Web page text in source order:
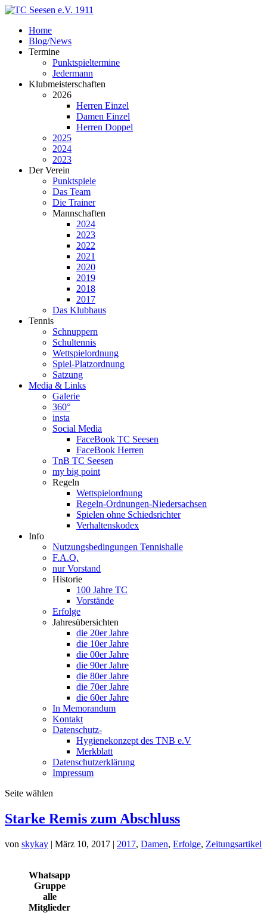
Home
Blog/News
Termine
Punktspieltermine
Jedermann
Klubmeisterschaften
2026
Herren Einzel
Damen Einzel
Herren Doppel
2025
2024
2023
Der Verein
Punktspiele
Das Team
Die Trainer
Mannschaften
2024
2023
2022
2021
2020
2019
2018
2017
Das Klubhaus
Tennis
Schnuppern
Schultennis
Wettspielordnung
Spiel-Platzordnung
Satzung
Media & Links
Galerie
360°
insta
Social Media
FaceBook TC Seesen
FaceBook Herren
TnB TC Seesen
my big point
Regeln
Wettspielordnung
Regeln-Ordnungen-Niedersachsen
Spielen ohne Schiedsrichter
Verhaltenskodex
Info
Nutzungsbedingungen Tennishalle
F.A.Q.
nur Vorstand
Historie
100 Jahre TC
Vorstände
Erfolge
Jahresübersichten
die 20er Jahre
die 10er Jahre
die 00er Jahre
die 90er Jahre
die 80er Jahre
die 70er Jahre
die 60er Jahre
In Memorandum
Kontakt
Datenschutz-
Hygienekonzept des TNB e.V
Merkblatt
Datenschutzerklärung
Impressum
Seite wählen
Starke Remis zum Abschluss
von skykay | März 10, 2017 | 2017, Damen, Erfolge, Zeitungsartikel
Whatsapp
Gruppe
alle
Mitglieder